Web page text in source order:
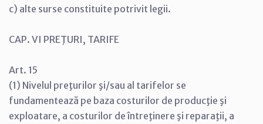
c) alte surse constituite potrivit legii.
CAP. VI PREŢURI, TARIFE
Art. 15
(1) Nivelul preţurilor şi/sau al tarifelor se
fundamentează pe baza costurilor de producţie şi
exploatare, a costurilor de întreţinere şi reparaţii, a